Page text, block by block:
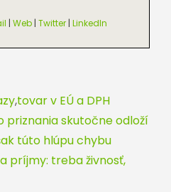
| Web | Twitter | LinkedIn
,tovar v EÚ a DPH
priznania skutočne odloží
túto hlúpu chybu
príjmy: treba živnosť,